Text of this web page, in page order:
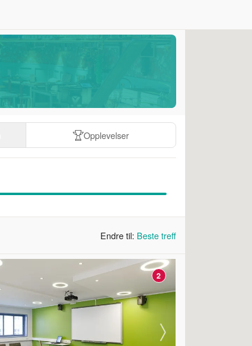
Opplevelser
Endre til: Beste treff
2